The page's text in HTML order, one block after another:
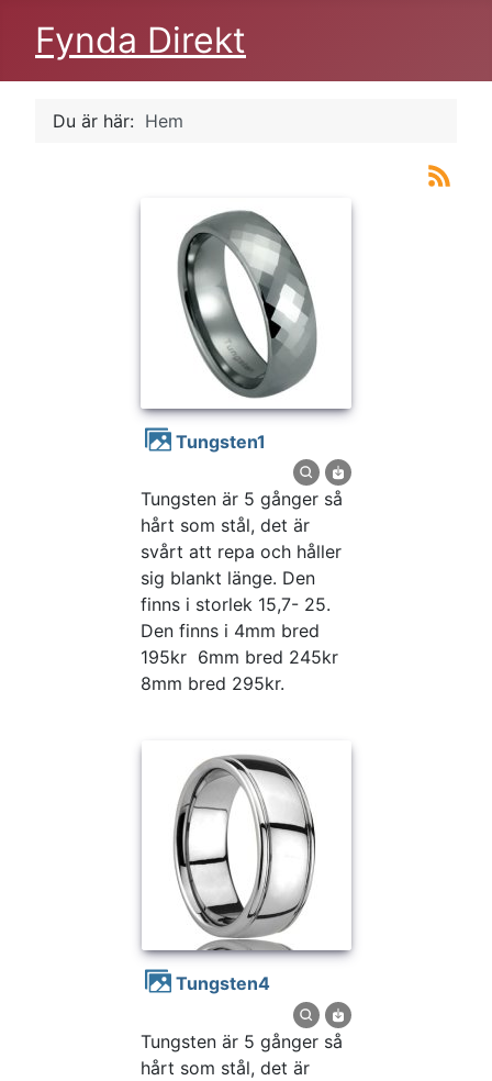
Fynda Direkt
Du är här: Hem
tungsten1
Tungsten är 5 gånger så
hårt som stål, det är
svårt att repa och håller
sig blankt länge. Den
finns i storlek 15,7- 25.
Den finns i 4mm bred
195kr 6mm bred 245kr
8mm bred 295kr.
Tungsten4
Tungsten är 5 gånger så
hårt som stål, det är